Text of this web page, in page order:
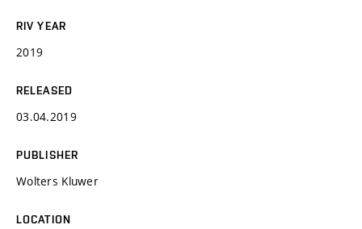
RIV YEAR
2019
RELEASED
03.04.2019
PUBLISHER
Wolters Kluwer
LOCATION